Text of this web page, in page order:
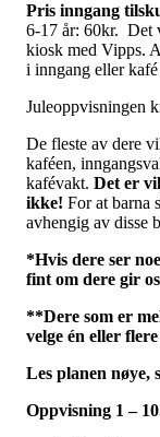
Pris inngang
6-17 år: 60kr. Det
kiosk med Vipps.
i inngang eller
Juleoppvisningen
De fleste av dere
kaféen,
kafévakt. Det er
ikke! For at barna
avhengig av disse
*Hvis dere ser
fint om dere gir
**Dere som er
velge én eller
Les planen nøye,
Oppvisning 1 –